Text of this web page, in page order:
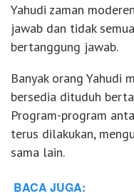
Yahudi zaman
jawab dan tidak
bertanggung jawab.
Banyak orang Yahudi
bersedia dituduh
Program-program
terus dilakukan,
sama lain.
BACA JUGA: